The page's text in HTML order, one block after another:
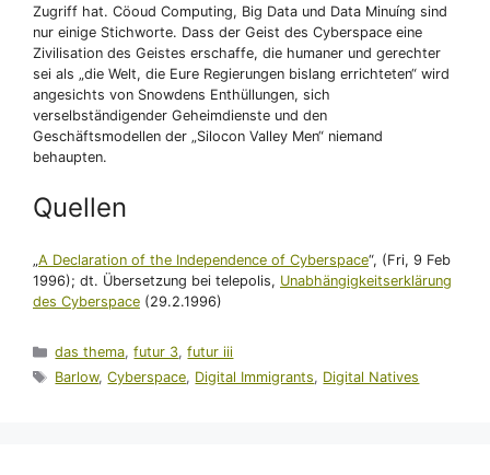
Zugriff hat. Cöoud Computing, Big Data und Data Minuíng sind
nur einige Stichworte. Dass der Geist des Cyberspace eine
Zivilisation des Geistes erschaffe, die humaner und gerechter
sei als „die Welt, die Eure Regierungen bislang errichteten“ wird
angesichts von Snowdens Enthüllungen, sich
verselbständigender Geheimdienste und den
Geschäftsmodellen der „Silocon Valley Men“ niemand
behaupten.
Quellen
„A Declaration of the Independence of Cyberspace“, (Fri, 9 Feb
1996); dt. Übersetzung bei telepolis, Unabhängigkeitserklärung
des Cyberspace (29.2.1996)
Kategorien
das thema,futur 3,futur iii
Schlagwörter
Barlow,Cyberspace, Digital Immigrants, Digital Natives